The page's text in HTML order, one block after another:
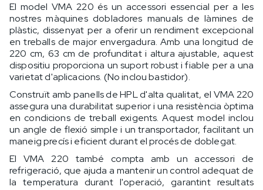
El model VMA 220 és un accessori essencial per a les
nostres màquines dobladores manuals de làmines de
plàstic, dissenyat per a oferir un rendiment excepcional
en treballs de major envergadura. Amb una longitud de
220 cm, 63 cm de profunditat i altura ajustable, aquest
dispositiu proporciona un suport robust i fiable per a una
varietat d'aplicacions. (No inclou bastidor).
Construït amb panells de HPL d'alta qualitat, el VMA 220
assegura una durabilitat superior i una resistència òptima
en condicions de treball exigents. Aquest model inclou
un angle de flexió simple i un transportador, facilitant un
maneig precís i eficient durant el procés de doblegat.
El VMA 220 també compta amb un accessori de
refrigeració, que ajuda a mantenir un control adequat de
la temperatura durant l'operació, garantint resultats